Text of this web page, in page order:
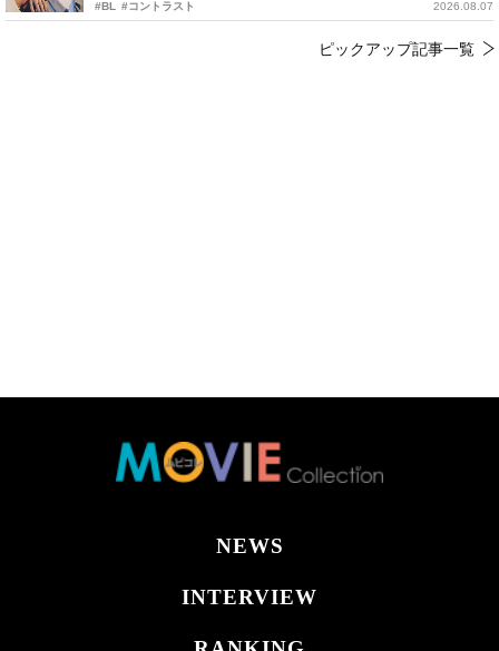
#BL #コントラスト 2026.08.07
ピックアップ記事一覧
NEWS
INTERVIEW